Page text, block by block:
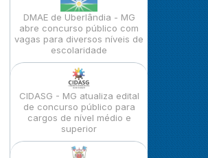
DMAE de Uberlândia - MG
abre concurso público com
vagas para diversos níveis de
escolaridade
CIDASG - MG atualiza edital
de concurso público para
cargos de nível médio e
superior